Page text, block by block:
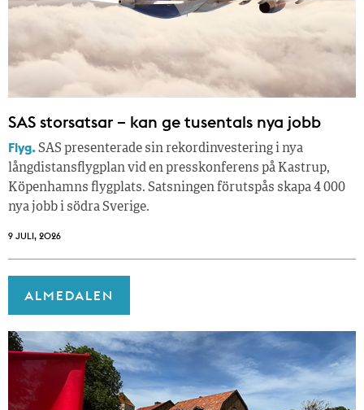
SAS storsatsar – kan ge tusentals nya jobb
Flyg.SAS presenterade sin rekordinvestering i nya
långdistansflygplan vid en presskonferens på Kastrup,
Köpenhamns flygplats. Satsningen förutspås skapa 4 000
nya jobb i södra Sverige.
9 JULI, 2026
ALMEDALEN